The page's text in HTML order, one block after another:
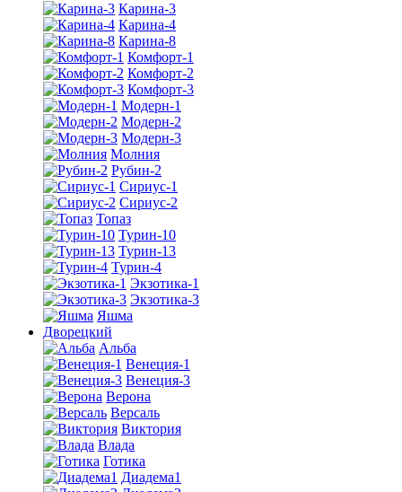
Карина-3
Карина-4
Карина-8
Комфорт-1
Комфорт-2
Комфорт-3
Модерн-1
Модерн-2
Модерн-3
Молния
Рубин-2
Сириус-1
Сириус-2
Топаз
Турин-10
Турин-13
Турин-4
Экзотика-1
Экзотика-3
Яшма
Дворецкий
Альба
Венеция-1
Венеция-3
Верона
Версаль
Виктория
Влада
Готика
Диадема1